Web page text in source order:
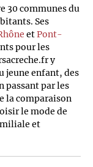
30 communes du
Ses
etPont-
pour les
y
jeune enfant, des
passant par les
la comparaison
le mode de
et